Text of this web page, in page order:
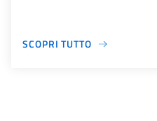
SCOPRI TUTTO